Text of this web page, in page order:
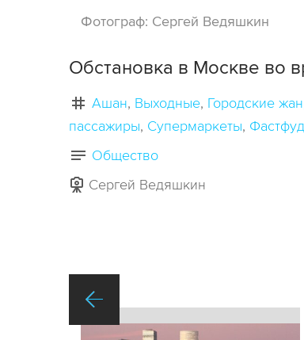
Фотограф: Сергей Ведяшкин
Обстановка в Москве во
Ашан Выходные Городские
пассажиры Супермаркеты Фастфуд
Общество
Сергей Ведяшкин